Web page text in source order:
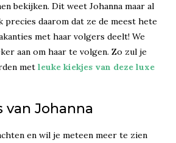
bekijken. Dit weet Johanna maar al
precies daarom dat ze de meest hete
met haar volgers deelt! We
aan om haar te volgen. Zo zul je
met leuke kiekjes van deze luxe
van Johanna
en wil je meteen meer te zien